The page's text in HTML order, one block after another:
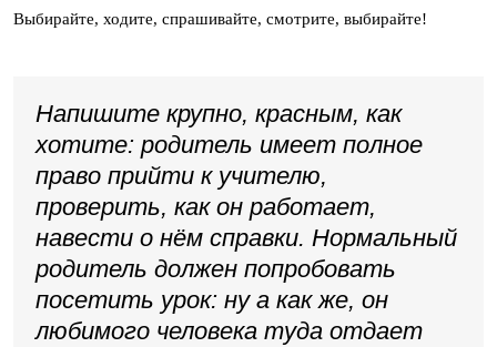
Выбирайте, ходите, спрашивайте, смотрите, выбирайте!
Напишите крупно, красным, как
хотите: родитель имеет полное
право прийти к учителю,
проверить, как он работает,
навести о нём справки. Нормальный
родитель должен попробовать
посетить урок: ну а как же, он
любимого человека туда отдает